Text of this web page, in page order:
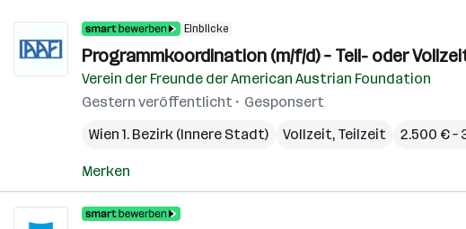
Einblicke
Programmkoordination (m/f/d) – Teil- oder
Verein der Freunde der American Austrian Foundation
Gestern veröffentlicht
Gesponsert
Wien 1. Bezirk (Innere Stadt)
Vollzeit, Teilzeit 2.500 € –
Merken